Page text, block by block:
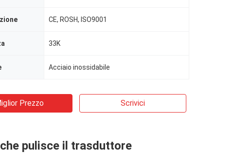
CE, ROSH, ISO9001
33K
Acciaio inossidabile
Prezzo Scrivici
che pulisce il trasduttore